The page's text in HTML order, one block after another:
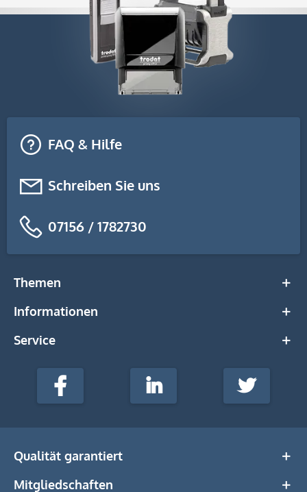
FAQ & Hilfe
Schreiben Sie uns
07156 / 1782730
Themen
Informationen
Service
stempel-
Media
Facebook LinkedIn Twitter
Qualität garantiert
Mitgliedschaften